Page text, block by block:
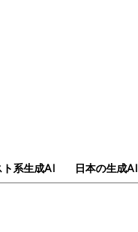
ト系生成AI 日本の生成AI